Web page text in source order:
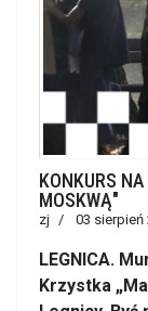
KONKURS
MOSKWĄ"
zj 03 sierpień
LEGNICA.
Krzystka